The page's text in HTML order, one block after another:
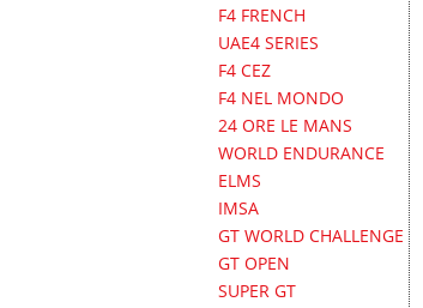
F4 FRENCH
UAE4 SERIES
F4 CEZ
F4 NEL MONDO
24 ORE LE MANS
WORLD ENDURANCE
ELMS
IMSA
GT WORLD CHALLENGE
GT OPEN
SUPER GT